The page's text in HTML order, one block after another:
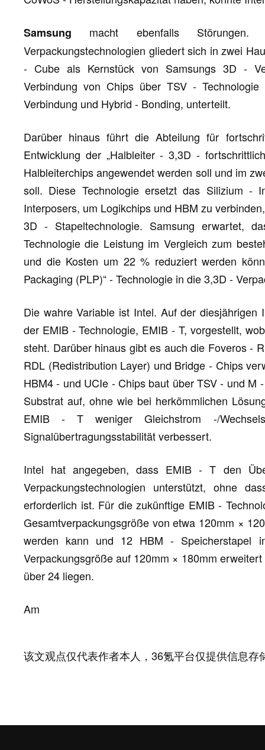
Samsung macht ebenfalls Störungen.
Verpackungstechnologien gliedert sich in zwei
- Cube als Kernstück von Samsungs 3D -
Verbindung von Chips über TSV -
Verbindung und Hybrid - Bonding, unterteilt.
Darüber hinaus führt die Abteilung für
Entwicklung der „Halbleiter - 3,3D -
Halbleiterchips angewendet werden soll und im
soll. Diese Technologie ersetzt das Silizium -
Interposers, um Logikchips und HBM zu
3D - Stapeltechnologie. Samsung erwartet,
Technologie die Leistung im Vergleich zum
und die Kosten um 22 % reduziert werden
Packaging (PLP)“ - Technologie in die 3,3D -
Die wahre Variable ist Intel. Auf der
der EMIB - Technologie, EMIB - T, vorgestellt,
steht. Darüber hinaus gibt es auch die Foveros -
RDL (Redistribution Layer) und Bridge - Chips
HBM4 - und UCIe - Chips baut über TSV - und M
Substrat auf, ohne wie bei herkömmlichen
EMIB - T weniger Gleichstrom -/
Signalübertragungsstabilität verbessert.
Intel hat angegeben, dass EMIB - T den
Verpackungstechnologien unterstützt, ohne
erforderlich ist. Für die zukünftige EMIB -
Gesamtverpackungsgröße von etwa 120mm ×
werden kann und 12 HBM - Speicherstapel
Verpackungsgröße auf 120mm × 180mm
über 24 liegen.
Am
该文观点仅代表作者本人，36氪平台仅提供信息存